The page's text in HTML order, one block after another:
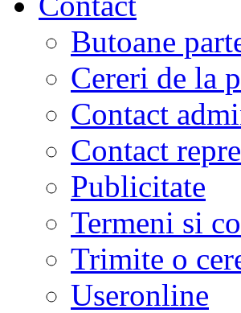
Butoane
Cereri de la
Contact
Contact
Publicitate
Termeni si
Trimite o
Useronline